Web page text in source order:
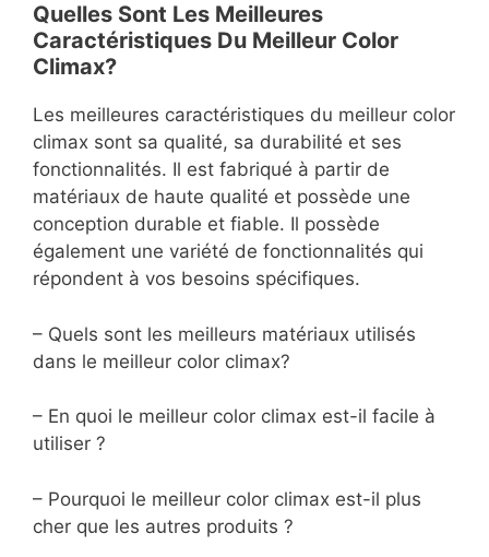
Quelles Sont Les Meilleures
Caractéristiques Du Meilleur Color
Climax?
Les meilleures caractéristiques du meilleur color
climax sont sa qualité, sa durabilité et ses
fonctionnalités. Il est fabriqué à partir de
matériaux de haute qualité et possède une
conception durable et fiable. Il possède
également une variété de fonctionnalités qui
répondent à vos besoins spécifiques.
– Quels sont les meilleurs matériaux utilisés
dans le meilleur color climax?
– En quoi le meilleur color climax est-il facile à
utiliser ?
– Pourquoi le meilleur color climax est-il plus
cher que les autres produits ?